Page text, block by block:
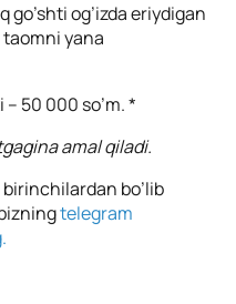
og’izda eriydigan
taomni yana
50 000 so’m. *
amal qiladi.
bo’lib
telegram